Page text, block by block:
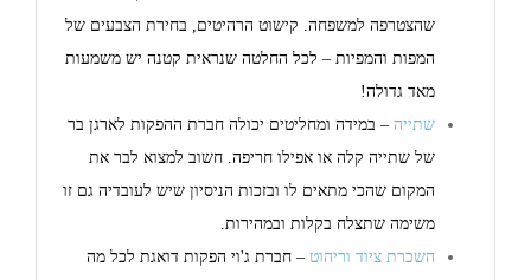
שהצטרפה למשפחה. קישוט הרהיטים, בחירת הצבעים של
המפות והמפיות – לכל החלטה שנראית קטנה יש משמעות
מאד גדולה!
שתייה – במידה ומחליטים יכולה חברת ההפקות לארגן בר
של שתייה קלה או אפילו חריפה. חשוב למצוא לבר את
המקום שהכי מתאים לו ובזכות הניסיון שיש לעובדיה גם זו
משימה שתצלח בקלות ובמהירות.
השכרת ציוד וריהוט – חברת ג'וי הפקות דואגת לכל מה